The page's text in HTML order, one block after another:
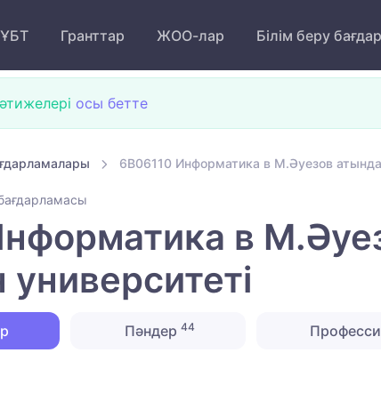
ҰБТ Гранттар ЖОО-лар Білім беру
осы бетте
6B06110 Информатика в М.Әуезов
в
Пәндер 44